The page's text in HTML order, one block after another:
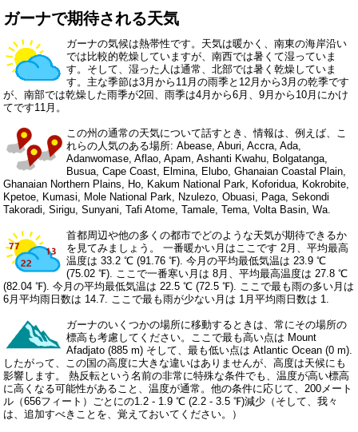
ガーナで期待される天気
ガーナの気候は熱帯性です。天気は暖かく、南東の海岸沿い
では比較的乾燥していますが、南西では暑くて湿っていま
す。そして、湿った人は通常、北部では暑く乾燥していま
す。主な季節は3月から11月の雨季と12月から3月の乾季です
が、南部では乾燥した雨季が2回、雨季は4月から6月、9月から10月にかけ
てです11月。
この州の通常の天気について話すとき、情報は、例えば、こ
れらの人気のある場所: Abease, Aburi, Accra, Ada,
Adanwomase, Aflao, Apam, Ashanti Kwahu, Bolgatanga,
Busua, Cape Coast, Elmina, Elubo, Ghanaian Coastal Plain,
Ghanaian Northern Plains, Ho, Kakum National Park, Koforidua, Kokrobite,
Kpetoe, Kumasi, Mole National Park, Nzulezo, Obuasi, Paga, Sekondi
Takoradi, Sirigu, Sunyani, Tafi Atome, Tamale, Tema, Volta Basin, Wa.
首都周辺や他の多くの都市でどのような天気が期待できるか
を見てみましょう。 一番暖かい月はここです 2月、平均最高
温度は 33.2 ℃ (91.76 ℉). 今月の平均最低気温は 23.9 ℃
(75.02 ℉). ここで一番寒い月は 8月、平均最高温度は 27.8 ℃
(82.04 ℉). 今月の平均最低気温は 22.5 ℃ (72.5 ℉). ここで最も雨の多い月は
6月平均雨日数は 14.7. ここで最も雨が少ない月は 1月平均雨日数は 1.
ガーナのいくつかの場所に移動するときは、常にその場所の
標高も考慮してください。ここで最も高い点は Mount
Afadjato (885 m) そして、最も低い点は Atlantic Ocean (0 m).
したがって、この国の高度に大きな違いはありませんが、高度は天候にも
影響します。 熱反転という名前の非常に特殊な条件でも、温度が高い標高
に高くなる可能性があること、温度が通常。他の条件に応じて、200メート
ル（656フィート）ごとにの1.2 - 1.9 ℃ (2.2 - 3.5 ℉)減少（そして、我々
は、追加すべきことを、覚えておいてください。）